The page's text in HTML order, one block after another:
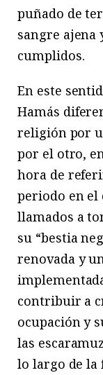
puñado de
sangre ajena
cumplidos.
En este
Hamás
religión por
por el otro,
hora de
periodo en el
llamados a
su “bestia
renovada y
contribuir a
ocupación y
las
lo largo de